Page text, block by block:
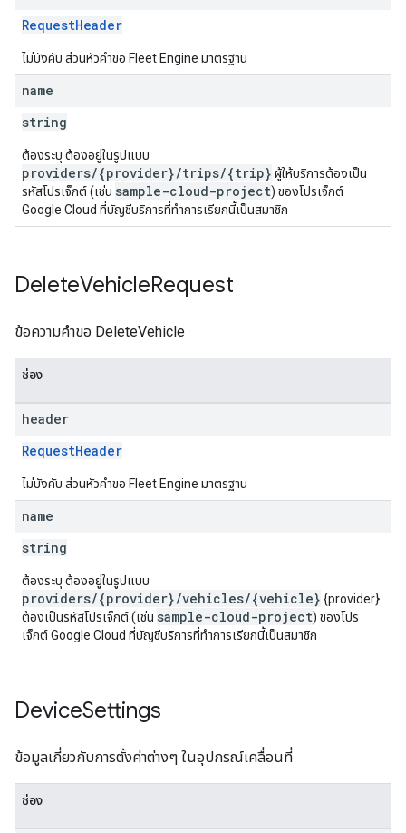
RequestHeader
ไม่บังคับ ส่วนหัวคำขอ Fleet Engine มาตรฐาน
name
string
ต้องระบุ ต้องอยู่ในรูปแบบ
providers/{provider}/trips/{trip} ผู้ให้บริการต้องเป็น
รหัสโปรเจ็กต์ (เช่น sample-cloud-project) ของโปรเจ็กต์
Google Cloud ที่บัญชีบริการที่ทำการเรียกนี้เป็นสมาชิก
DeleteVehicleRequest
ข้อความคำขอ DeleteVehicle
ช่อง
header
RequestHeader
ไม่บังคับ ส่วนหัวคำขอ Fleet Engine มาตรฐาน
name
string
ต้องระบุ ต้องอยู่ในรูปแบบ
providers/{provider}/vehicles/{vehicle} {provider}
ต้องเป็นรหัสโปรเจ็กต์ (เช่น sample-cloud-project) ของโปร
เจ็กต์ Google Cloud ที่บัญชีบริการที่ทำการเรียกนี้เป็นสมาชิก
DeviceSettings
ข้อมูลเกี่ยวกับการตั้งค่าต่างๆ ในอุปกรณ์เคลื่อนที่
ช่อง